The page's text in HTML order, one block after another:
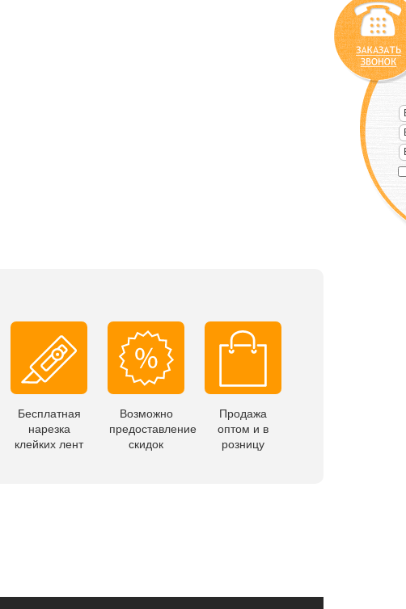
Бесплатная
нарезка
клейких лент
Возможно
предоставление
скидок
Продажа
оптом и в
розницу